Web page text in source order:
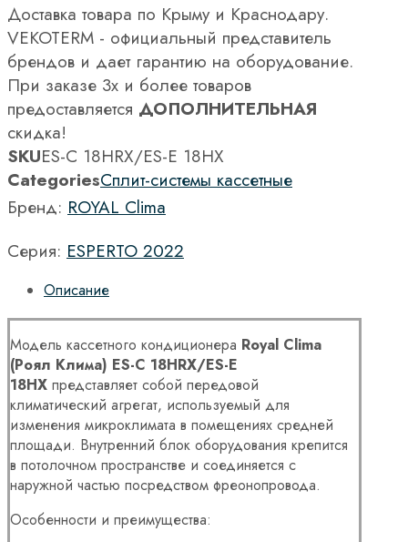
Доставка товара по Крыму и Краснодару.
VEKOTERM - официальный представитель
брендов и дает гарантию на оборудование.
При заказе 3х и более товаров
предоставляется ДОПОЛНИТЕЛЬНАЯ
скидка!
SKUES-C 18HRX/ES-E 18HX
CategoriesСплит-системы кассетные
Бренд: ROYAL Clima
Серия: ESPERTO 2022
Описание
Модель кассетного кондиционера Royal Clima
(Роял Клима) ES-C 18HRX/ES-E
18HX представляет собой передовой
климатический агрегат, используемый для
изменения микроклимата в помещениях средней
площади. Внутренний блок оборудования крепится
в потолочном пространстве и соединяется с
наружной частью посредством фреонопровода.
Особенности и преимущества: